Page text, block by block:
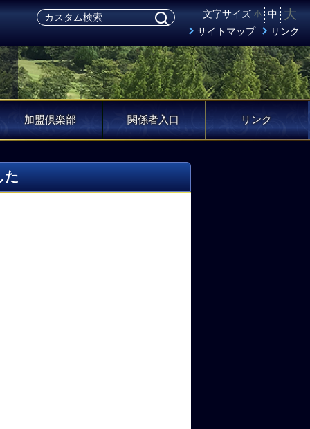
文字サイズ 小 中 大
サイトマップ リンク
加盟倶楽部 関係者入口 リンク
た